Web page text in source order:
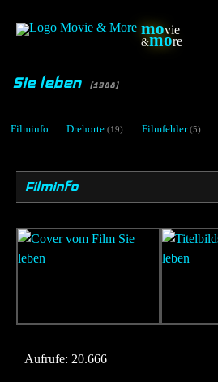
movie
&more
Sie leben [1988]
Filminfo Drehorte (19) Filmfehler (5)
Filminfo
Aufrufe: 20.666